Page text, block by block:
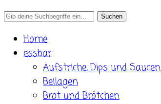
Search
Home
essbar
Aufstriche, Dips und Saucen
Beilagen
Brot und Brötchen